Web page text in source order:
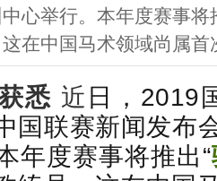
心举行。本年度赛事将
在中国马术领域尚属首
悉 近 日，2019
国联赛新闻发布
年度赛事将推出“